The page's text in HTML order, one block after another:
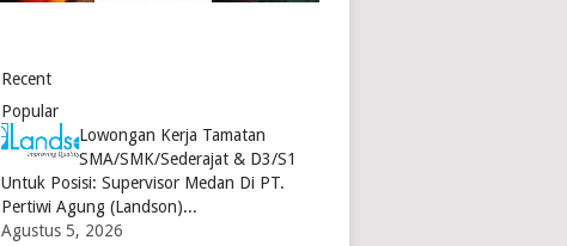
Recent
Popular
Lowongan Kerja Tamatan
SMA/SMK/Sederajat & D3/S1
Untuk Posisi: Supervisor Medan Di PT.
Pertiwi Agung (Landson)...
Agustus 5, 2026